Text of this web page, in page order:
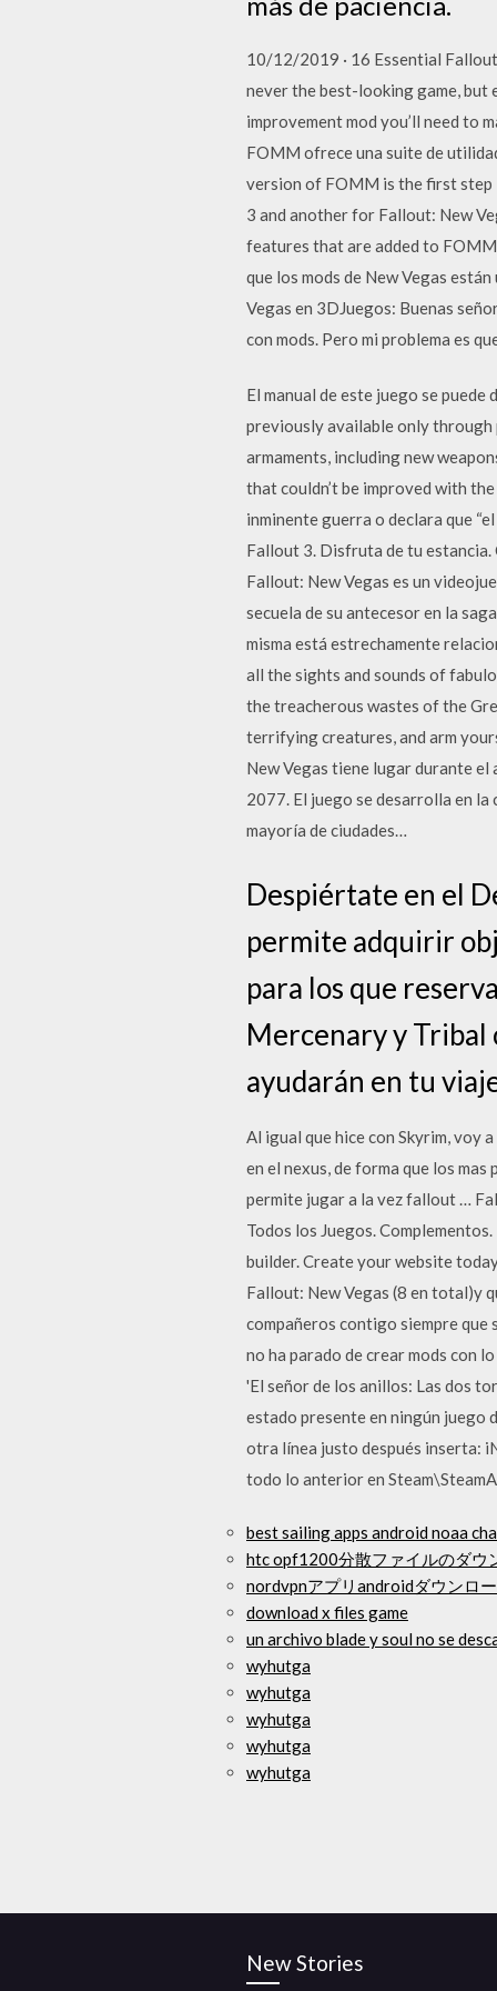
10/12/2019 · 16 Essential
never the best-looking game, but
improvement mod you’ll need to
FOMM ofrece una suite de
version of FOMM is the first step
3 and another for Fallout: New
features that are added to
que los mods de New Vegas
Vegas en 3DJuegos: Buenas
con mods. Pero mi problema es
El manual de este juego se
previously available only through
armaments, including new
that couldn’t be improved with
inminente guerra o declara que
Fallout 3. Disfruta de tu estancia.
Fallout: New Vegas es un
secuela de su antecesor en la
misma está estrechamente
all the sights and sounds of
the treacherous wastes of the
terrifying creatures, and arm
New Vegas tiene lugar durante el
2077. El juego se desarrolla en
mayoría de ciudades…
Despiértate en el
permite adquirir
para los que
Mercenary y Tribal
ayudarán en tu
Al igual que hice con Skyrim, voy
en el nexus, de forma que los
permite jugar a la vez fallout …
Todos los Juegos.
builder. Create your website
Fallout: New Vegas (8 en total)y
compañeros contigo siempre que
no ha parado de crear mods con
'El señor de los anillos: Las dos
estado presente en ningún juego
otra línea justo después inserta:
todo lo anterior en
best sailing apps android noaa
htc opf1200分散ファイルのダウ
nordvpnアプリandroidダウンロ
download x files game
un archivo blade y soul no se
wyhutga
wyhutga
wyhutga
wyhutga
wyhutga
New Stories